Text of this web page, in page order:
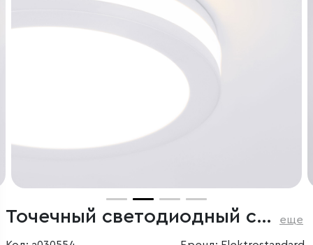
Точечный светодиодный светильник еще